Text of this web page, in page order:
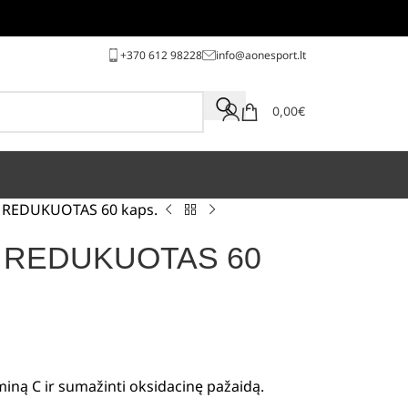
+370 612 98228 info@aonesport.lt
0,00€
60 kaps.
60
C ir sumažinti oksidacinę pažaidą.